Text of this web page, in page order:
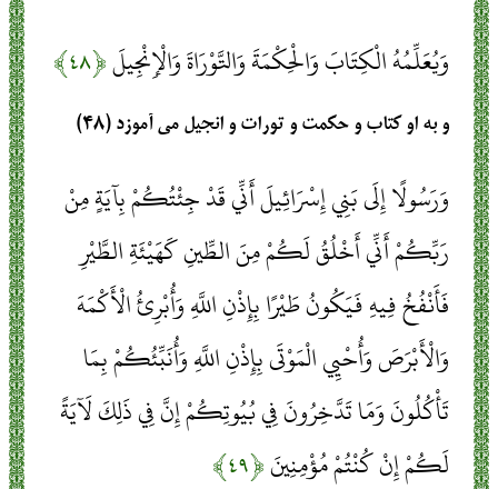
وَيُعَلِّمُهُ الْكِتَابَ وَالْحِكْمَةَ وَالتَّوْرَاةَ وَالْإِنْجِيلَ﴿۴۸﴾
و به او كتاب و حكمت و تورات و انجيل مى ‏آموزد (۴۸)
وَرَسُولًا إِلَى بَنِي إِسْرَائِيلَ أَنِّي قَدْ جِئْتُكُمْ بِآيَةٍ مِنْ
رَبِّكُمْ أَنِّي أَخْلُقُ لَكُمْ مِنَ الطِّينِ كَهَيْئَةِ الطَّيْرِ
فَأَنْفُخُ فِيهِ فَيَكُونُ طَيْرًا بِإِذْنِ اللَّهِ وَأُبْرِئُ الْأَكْمَهَ
وَالْأَبْرَصَ وَأُحْيِي الْمَوْتَى بِإِذْنِ اللَّهِ وَأُنَبِّئُكُمْ بِمَا
تَأْكُلُونَ وَمَا تَدَّخِرُونَ فِي بُيُوتِكُمْ إِنَّ فِي ذَلِكَ لَآيَةً
لَكُمْ إِنْ كُنْتُمْ مُؤْمِنِينَ﴿۴۹﴾